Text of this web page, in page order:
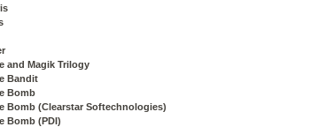
and Magik Trilogy
Bandit
Bomb
Bomb (Clearstar Softechnologies)
Bomb (PDI)